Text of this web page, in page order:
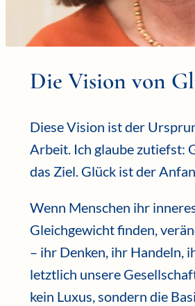
Die Vision von
Diese Vision ist der
Arbeit. Ich glaube zutiefst:
das Ziel. Glück ist der
Wenn Menschen ihr
Gleichgewicht finden,
– ihr Denken, ihr Handeln,
letztlich unsere
kein Luxus, sondern die